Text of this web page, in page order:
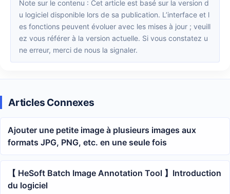
Note sur le contenu : Cet article est basé sur la version d
u logiciel disponible lors de sa publication. L’interface et l
es fonctions peuvent évoluer avec les mises à jour ; veuill
ez vous référer à la version actuelle. Si vous constatez u
ne erreur, merci de nous la signaler.
Articles Connexes
Ajouter une petite image à plusieurs images aux
formats JPG, PNG, etc. en une seule fois
【 HeSoft Batch Image Annotation Tool 】Introduction
du logiciel